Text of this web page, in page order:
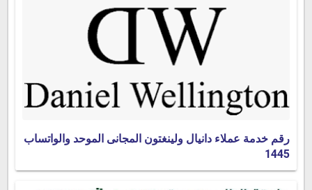
رقم خدمة عملاء دانيال ولينغتون المجانى الموحد والواتساب
1445